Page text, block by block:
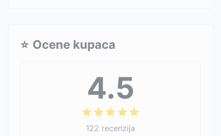
⭐ Ocene kupaca
4.5
122 recenzija